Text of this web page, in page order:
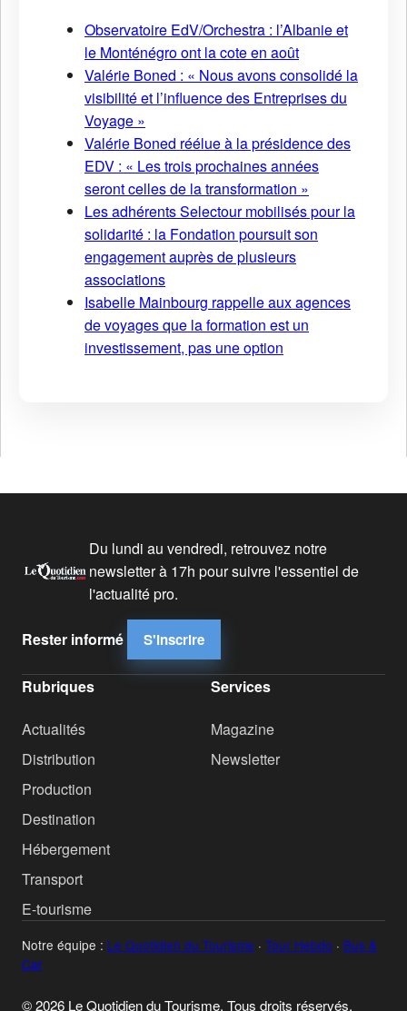
Observatoire EdV/Orchestra : l’Albanie et
le Monténégro ont la cote en août
Valérie Boned : « Nous avons consolidé la
visibilité et l’influence des Entreprises du
Voyage »
Valérie Boned réélue à la présidence des
EDV : « Les trois prochaines années
seront celles de la transformation »
Les adhérents Selectour mobilisés pour la
solidarité : la Fondation poursuit son
engagement auprès de plusieurs
associations
Isabelle Mainbourg rappelle aux agences
de voyages que la formation est un
investissement, pas une option
Du lundi au vendredi, retrouvez notre
newsletter à 17h pour suivre l'essentiel de
l'actualité pro.
Rester informé S'inscrire
Rubriques
Actualités
Distribution
Production
Destination
Hébergement
Transport
E-tourisme
Services
Magazine
Newsletter
Notre équipe : Le Quotidien du Tourisme · Tour Hebdo · Bus &
Car
© 2026 Le Quotidien du Tourisme. Tous droits réservés.